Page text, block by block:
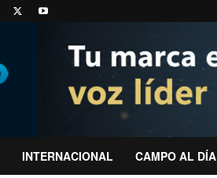
INTERNACIONAL CAMPO AL DÍA